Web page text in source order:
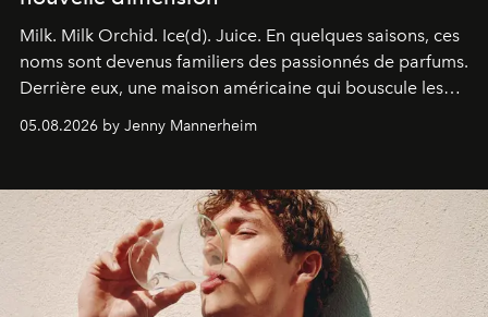
Milk. Milk Orchid. Ice(d). Juice. En quelques saisons, ces
noms sont devenus familiers des passionnés de parfums.
Derrière eux, une maison américaine qui bouscule les
codes de la parfumerie contemporaine en proposant
une approche aussi intuitive que personnelle :
05.08.2026 by Jenny Mannerheim